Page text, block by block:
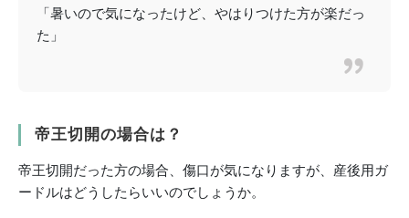
「暑いので気になったけど、やはりつけた方が楽だっ
た」
帝王切開の場合は？
帝王切開だった方の場合、傷口が気になりますが、産後用ガ
ードルはどうしたらいいのでしょうか。